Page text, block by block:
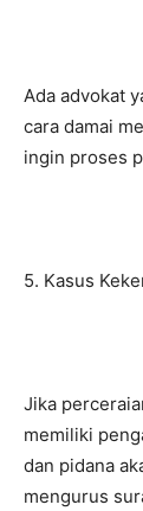
Ada advokat
cara damai
ingin proses
5. Kasus
Jika
memiliki
dan pidana
mengurus